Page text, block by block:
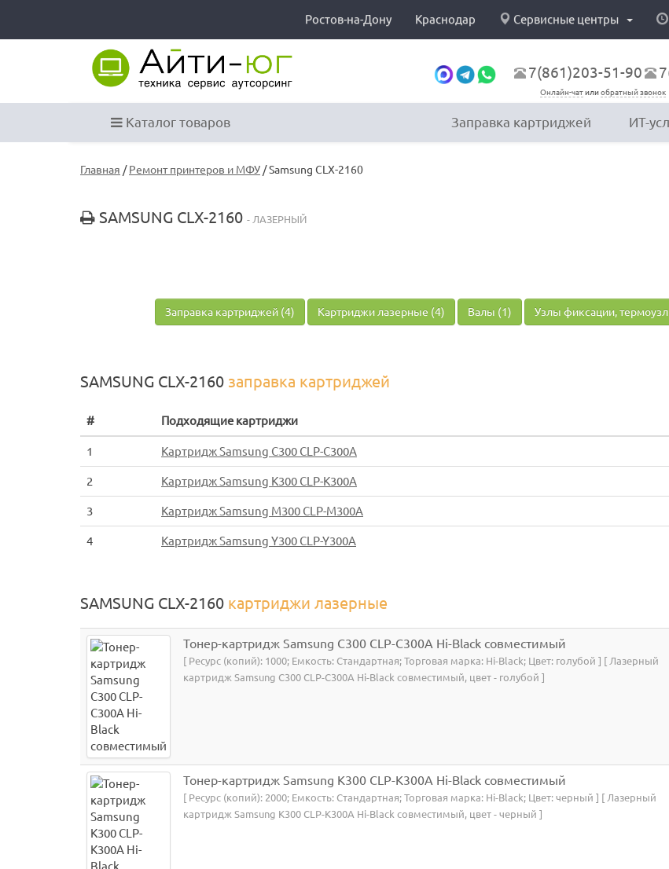
Ростов-на-Дону Краснодар Сервисные центры
7(861)203-51-90
Онлайн-чатилиобратный звонок
Каталог товаров Заправка картриджей ИТ-
Главная /Ремонт принтеров и МФУ / Samsung CLX-2160
SAMSUNG CLX-2160 - ЛАЗЕРНЫЙ
Заправка картриджей (4) Картриджи лазерные (4) Валы (1) Узлы фиксации,
SAMSUNG CLX-2160 заправка картриджей
# Подходящие картриджи
1 Картридж Samsung C300 CLP-C300A
2 Картридж Samsung K300 CLP-K300A
3 Картридж Samsung M300 CLP-M300A
4 Картридж Samsung Y300 CLP-Y300A
SAMSUNG CLX-2160 картриджи лазерные
Тонер-картридж Samsung C300 CLP-C300A Hi-Black совместимый
[ Ресурс (копий): 1000; Емкость: Стандартная; Торговая марка: Hi-Black; Цвет: голубой ] [ Лазерный
картридж Samsung C300 CLP-C300A Hi-Black совместимый, цвет - голубой ]
Тонер-картридж Samsung K300 CLP-K300A Hi-Black совместимый
[ Ресурс (копий): 2000; Емкость: Стандартная; Торговая марка: Hi-Black; Цвет: черный ] [ Лазерный
картридж Samsung K300 CLP-K300A Hi-Black совместимый, цвет - черный ]